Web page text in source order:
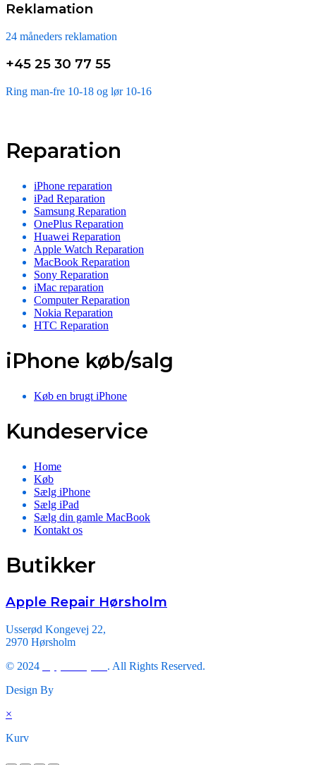
Reklamation
24 måneders reklamation
+45 25 30 77 55
Ring man-fre 10-18 og lør 10-16
Reparation
iPhone reparation
iPad Reparation
Samsung Reparation
OnePlus Reparation
Huawei Reparation
Apple Watch Reparation
MacBook Reparation
Sony Reparation
iMac reparation
Computer Reparation
Nokia Reparation
HTC Reparation
iPhone køb/salg
Køb en brugt iPhone
Kundeservice
Home
Køb
Sælg iPhone
Sælg iPad
Sælg din gamle MacBook
Kontakt os
Butikker
Apple Repair Hørsholm
Usserød Kongevej 22,
2970 Hørsholm
© 2024
. All Rights Reserved.
Design By
×
Kurv